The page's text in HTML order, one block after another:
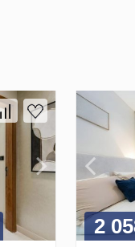
2